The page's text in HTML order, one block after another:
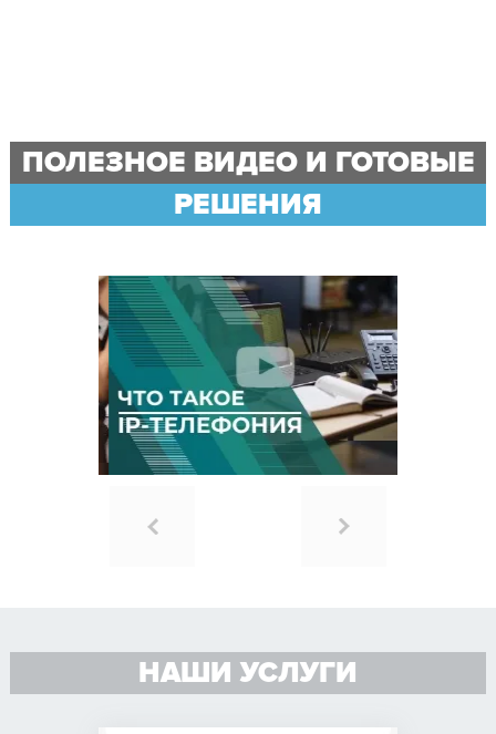
ПОЛЕЗНОЕ ВИДЕО И ГОТОВЫЕ
РЕШЕНИЯ
НАШИ УСЛУГИ